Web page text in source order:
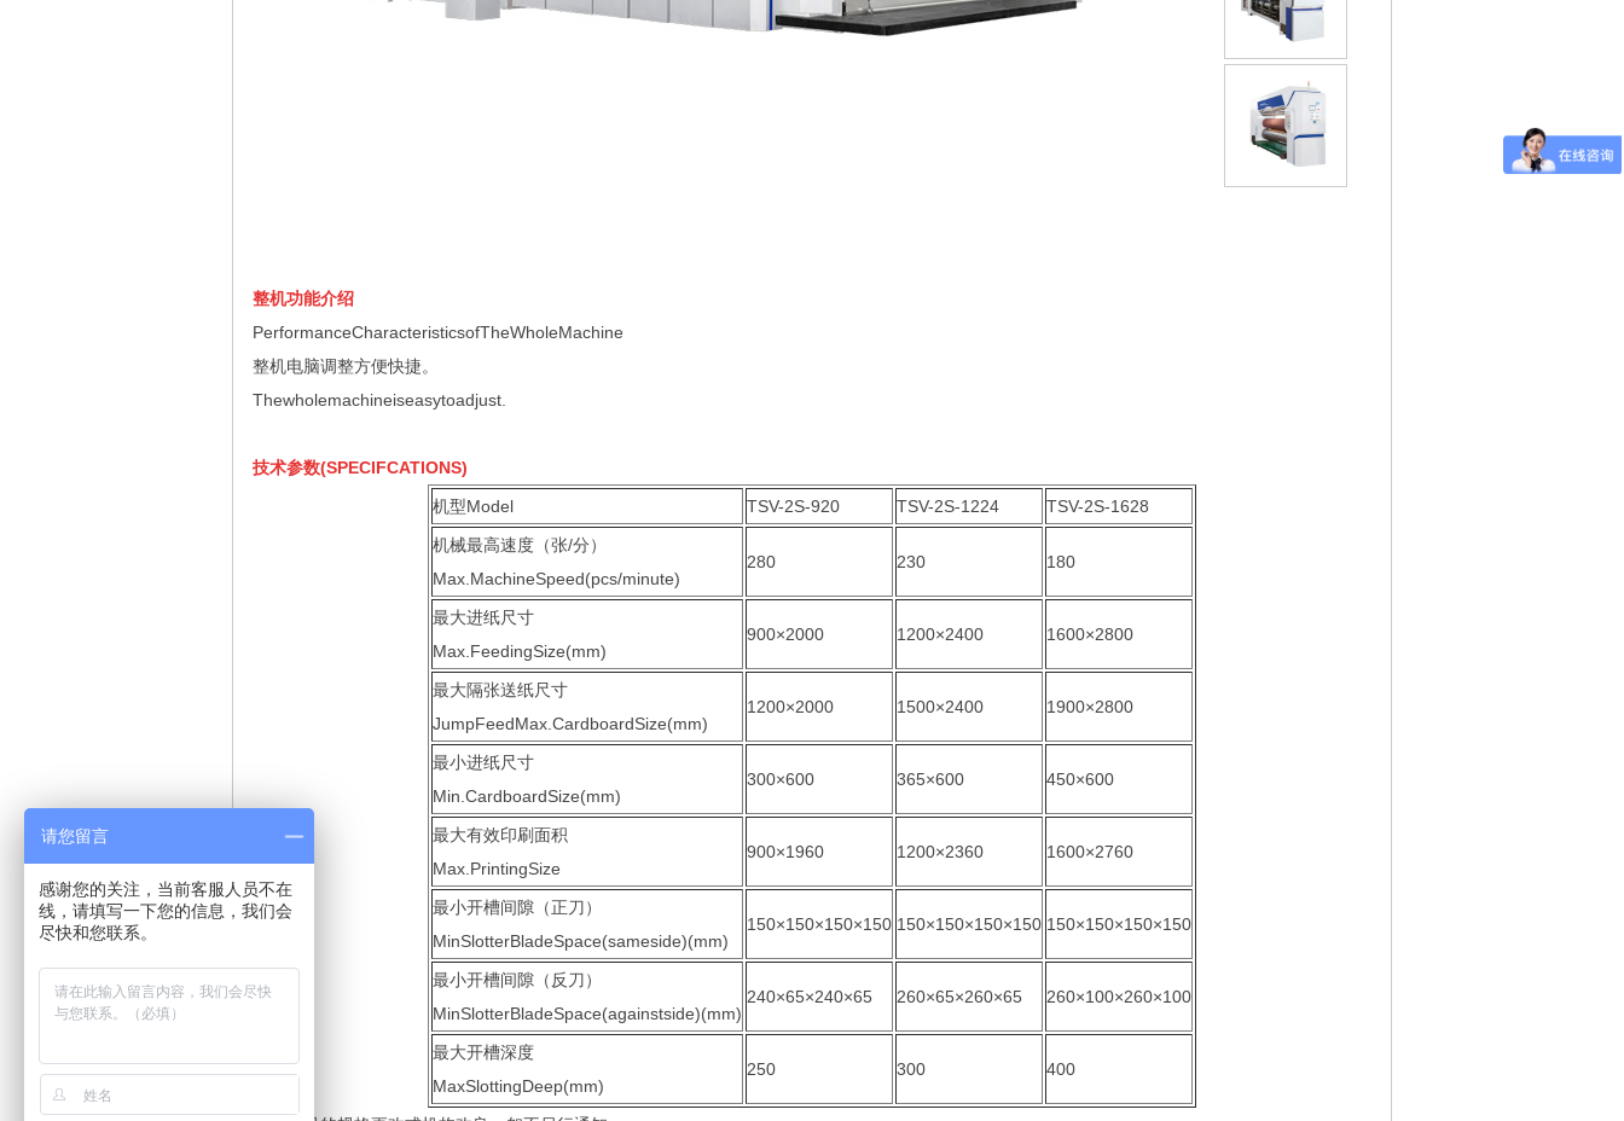
整机功能介绍
PerformanceCharacteristicsofTheWholeMachine
整机电脑调整方便快捷。
Thewholemachineiseasytoadjust.
技术参数(SPECIFCATIONS)
机型Model
TSV-2S-920 TSV-2S-1224
TSV-2S-1628
机械最高速度（张/分）
Max.MachineSpeed(pcs/minute)
280 230 180
最大进纸尺寸
Max.FeedingSize(mm)
900×2000 1200×2400 1600×2800
最大隔张送纸尺寸
JumpFeedMax.CardboardSize(mm)
1200×2000 1500×2400 1900×2800
最小进纸尺寸
Min.CardboardSize(mm)
300×600 365×600 450×600
最大有效印刷面积
Max.PrintingSize
900×1960 1200×2360 1600×2760
最小开槽间隙（正刀）
MinSlotterBladeSpace(sameside)(mm)
150×150×150×150 150×150×150×150 150×150×150×150
最小开槽间隙（反刀）
MinSlotterBladeSpace(againstside)(mm)
240×65×240×65 260×65×260×65 260×100×260×100
最大开槽深度
MaxSlottingDeep(mm)
250 300 400
请您留言
感谢您的关注，当前客服人员不在
线，请填写一下您的信息，我们会
尽快和您联系。